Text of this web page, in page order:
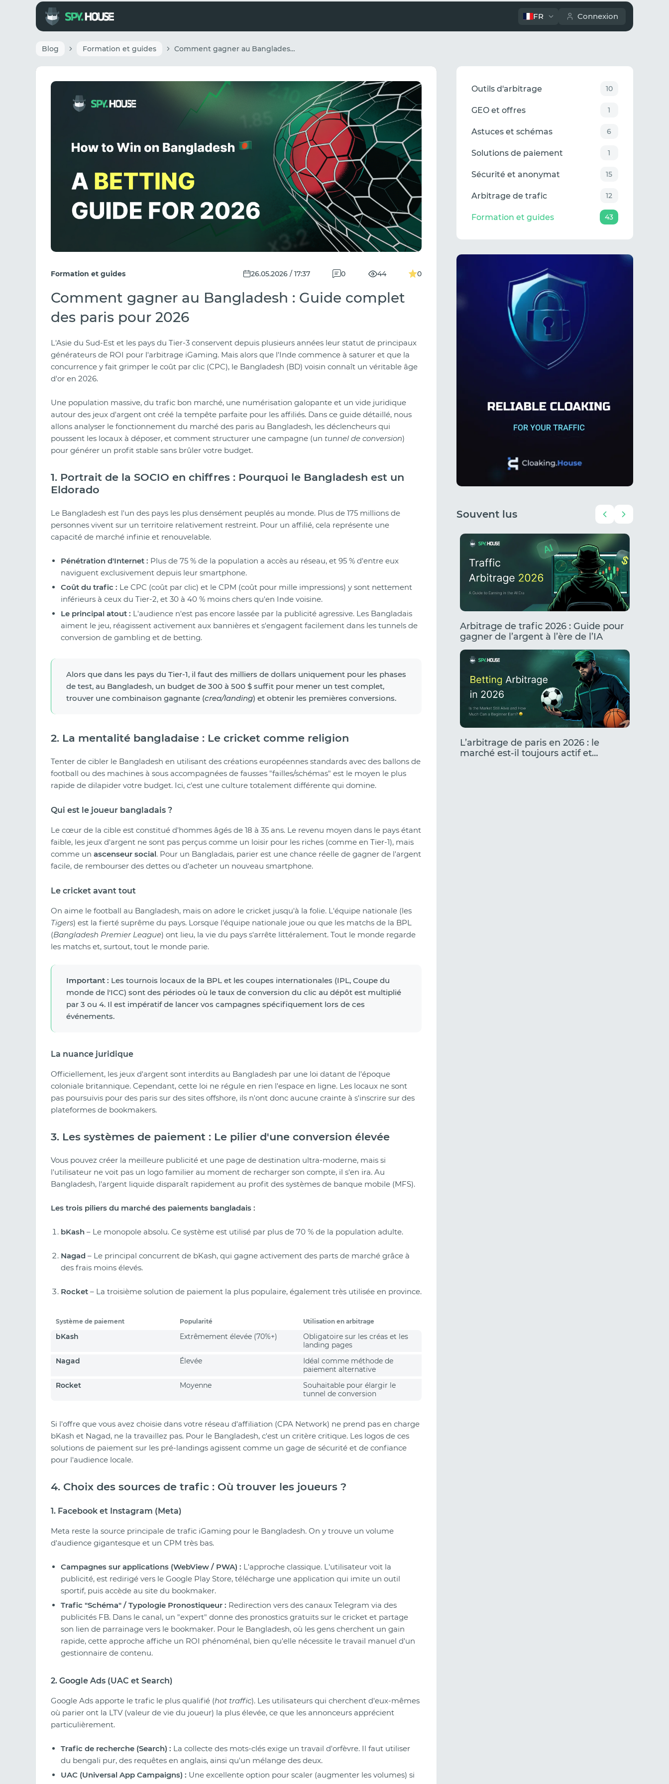
FR Connexion
Blog Formation et guides Comment gagner au Bangladesh : Guide complet des paris pour 2026
Formation et guides 26.05.2026 / 17:37 0 44 0
Comment gagner au Bangladesh : Guide complet
des paris pour 2026
L'Asie du Sud-Est et les pays du Tier-3 conservent depuis plusieurs années leur statut de principaux
générateurs de ROI pour l'arbitrage iGaming. Mais alors que l'Inde commence à saturer et que la
concurrence y fait grimper le coût par clic (CPC), le Bangladesh (BD) voisin connaît un véritable âge
d'or en 2026.
Une population massive, du trafic bon marché, une numérisation galopante et un vide juridique
autour des jeux d'argent ont créé la tempête parfaite pour les affiliés. Dans ce guide détaillé, nous
allons analyser le fonctionnement du marché des paris au Bangladesh, les déclencheurs qui
poussent les locaux à déposer, et comment structurer une campagne (un tunnel de conversion)
pour générer un profit stable sans brûler votre budget.
1. Portrait de la SOCIO en chiffres : Pourquoi le Bangladesh est un
Eldorado
Le Bangladesh est l'un des pays les plus densément peuplés au monde. Plus de 175 millions de
personnes vivent sur un territoire relativement restreint. Pour un affilié, cela représente une
capacité de marché infinie et renouvelable.
Pénétration d'Internet : Plus de 75 % de la population a accès au réseau, et 95 % d'entre eux
naviguent exclusivement depuis leur smartphone.
Coût du trafic : Le CPC (coût par clic) et le CPM (coût pour mille impressions) y sont nettement
inférieurs à ceux du Tier-2, et 30 à 40 % moins chers qu'en Inde voisine.
Le principal atout : L'audience n'est pas encore lassée par la publicité agressive. Les Bangladais
aiment le jeu, réagissent activement aux bannières et s'engagent facilement dans les tunnels de
conversion de gambling et de betting.
Alors que dans les pays du Tier-1, il faut des milliers de dollars uniquement pour les phases
de test, au Bangladesh, un budget de 300 à 500 $ suffit pour mener un test complet,
trouver une combinaison gagnante (crea/landing) et obtenir les premières conversions.
2. La mentalité bangladaise : Le cricket comme religion
Tenter de cibler le Bangladesh en utilisant des créations européennes standards avec des ballons de
football ou des machines à sous accompagnées de fausses "failles/schémas" est le moyen le plus
rapide de dilapider votre budget. Ici, c'est une culture totalement différente qui domine.
Qui est le joueur bangladais ?
Le cœur de la cible est constitué d'hommes âgés de 18 à 35 ans. Le revenu moyen dans le pays étant
faible, les jeux d'argent ne sont pas perçus comme un loisir pour les riches (comme en Tier-1), mais
comme un ascenseur social. Pour un Bangladais, parier est une chance réelle de gagner de l'argent
facile, de rembourser des dettes ou d'acheter un nouveau smartphone.
Le cricket avant tout
On aime le football au Bangladesh, mais on adore le cricket jusqu'à la folie. L'équipe nationale (les
Tigers) est la fierté suprême du pays. Lorsque l'équipe nationale joue ou que les matchs de la BPL
(Bangladesh Premier League) ont lieu, la vie du pays s'arrête littéralement. Tout le monde regarde
les matchs et, surtout, tout le monde parie.
Important : Les tournois locaux de la BPL et les coupes internationales (IPL, Coupe du
monde de l'ICC) sont des périodes où le taux de conversion du clic au dépôt est multiplié
par 3 ou 4. Il est impératif de lancer vos campagnes spécifiquement lors de ces
événements.
La nuance juridique
Officiellement, les jeux d'argent sont interdits au Bangladesh par une loi datant de l'époque
coloniale britannique. Cependant, cette loi ne régule en rien l'espace en ligne. Les locaux ne sont
pas poursuivis pour des paris sur des sites offshore, ils n'ont donc aucune crainte à s'inscrire sur des
plateformes de bookmakers.
3. Les systèmes de paiement : Le pilier d'une conversion élevée
Vous pouvez créer la meilleure publicité et une page de destination ultra-moderne, mais si
l'utilisateur ne voit pas un logo familier au moment de recharger son compte, il s'en ira. Au
Bangladesh, l'argent liquide disparaît rapidement au profit des systèmes de banque mobile (MFS).
Les trois piliers du marché des paiements bangladais :
bKash – Le monopole absolu. Ce système est utilisé par plus de 70 % de la population adulte.
Nagad – Le principal concurrent de bKash, qui gagne activement des parts de marché grâce à
des frais moins élevés.
Rocket – La troisième solution de paiement la plus populaire, également très utilisée en province.
Système de paiement Popularité Utilisation en arbitrage
bKash Extrêmement élevée (70%+)
Obligatoire sur les créas et les
landing pages
Nagad
Élevée
Idéal comme méthode de
paiement alternative
Rocket
Moyenne
Souhaitable pour élargir le
tunnel de conversion
Si l'offre que vous avez choisie dans votre réseau d'affiliation (CPA Network) ne prend pas en charge
bKash et Nagad, ne la travaillez pas. Pour le Bangladesh, c'est un critère critique. Les logos de ces
solutions de paiement sur les pré-landings agissent comme un gage de sécurité et de confiance
pour l'audience locale.
4. Choix des sources de trafic : Où trouver les joueurs ?
1. Facebook et Instagram (Meta)
Meta reste la source principale de trafic iGaming pour le Bangladesh. On y trouve un volume
d'audience gigantesque et un CPM très bas.
Campagnes sur applications (WebView / PWA) : L'approche classique. L'utilisateur voit la
publicité, est redirigé vers le Google Play Store, télécharge une application qui imite un outil
sportif, puis accède au site du bookmaker.
Trafic "Schéma" / Typologie Pronostiqueur : Redirection vers des canaux Telegram via des
publicités FB. Dans le canal, un "expert" donne des pronostics gratuits sur le cricket et partage
son lien de parrainage vers le bookmaker. Pour le Bangladesh, où les gens cherchent un gain
rapide, cette approche affiche un ROI phénoménal, bien qu'elle nécessite le travail manuel d'un
gestionnaire de contenu.
2. Google Ads (UAC et Search)
Google Ads apporte le trafic le plus qualifié (hot traffic). Les utilisateurs qui cherchent d'eux-mêmes
où parier ont la LTV (valeur de vie du joueur) la plus élevée, ce que les annonceurs apprécient
particulièrement.
Trafic de recherche (Search) : La collecte des mots-clés exige un travail d'orfèvre. Il faut utiliser
du bengali pur, des requêtes en anglais, ainsi qu'un mélange des deux.
UAC (Universal App Campaigns) : Une excellente option pour scaler (augmenter les volumes) si
Outils d'arbitrage 10
GEO et offres 1
Astuces et schémas 6
Solutions de paiement 1
Sécurité et anonymat 15
Arbitrage de trafic 12
Formation et guides 43
Souvent lus
Avis sur Clickaine (2026) :
Arbitrage de trafic 2026 : Guide pour
gagner de l’argent à l’ère de l’IA
L’arbitrage de paris en 2026 : le
marché est-il toujours actif et